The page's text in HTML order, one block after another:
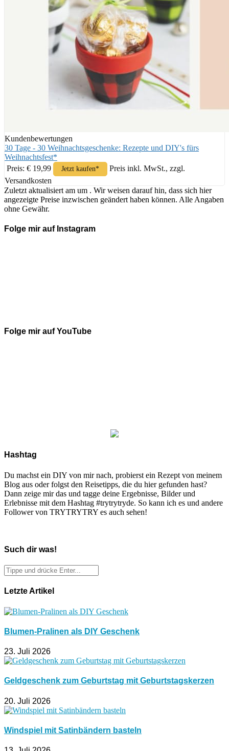
Kundenbewertungen
30 Tage - 30 Weihnachtsgeschenke: Rezepte und DIY's fürs
Weihnachtsfest*
Preis: € 19,99
Jetzt kaufen*
Preis inkl. MwSt., zzgl.
Versandkosten
Zuletzt aktualisiert am um . Wir weisen darauf hin, dass sich hier
angezeigte Preise inzwischen geändert haben können. Alle Angaben
ohne Gewähr.
Folge mir auf Instagram
Folge mir auf YouTube
Hashtag
Du machst ein DIY von mir nach, probierst ein Rezept von meinem
Blog aus oder folgst den Reisetipps, die du hier gefunden hast?
Dann zeige mir das und tagge deine Ergebnisse, Bilder und
Erlebnisse mit dem Hashtag #trytrytryde. So kann ich es und andere
Follower von TRYTRYTRY es auch sehen!
Such dir was!
Letzte Artikel
Blumen-Pralinen als DIY Geschenk
23. Juli 2026
Geldgeschenk zum Geburtstag mit Geburtstagskerzen
20. Juli 2026
Windspiel mit Satinbändern basteln